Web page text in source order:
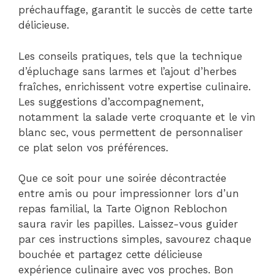
préchauffage, garantit le succès de cette tarte
délicieuse.
Les conseils pratiques, tels que la technique
d’épluchage sans larmes et l’ajout d’herbes
fraîches, enrichissent votre expertise culinaire.
Les suggestions d’accompagnement,
notamment la salade verte croquante et le vin
blanc sec, vous permettent de personnaliser
ce plat selon vos préférences.
Que ce soit pour une soirée décontractée
entre amis ou pour impressionner lors d’un
repas familial, la Tarte Oignon Reblochon
saura ravir les papilles. Laissez-vous guider
par ces instructions simples, savourez chaque
bouchée et partagez cette délicieuse
expérience culinaire avec vos proches. Bon